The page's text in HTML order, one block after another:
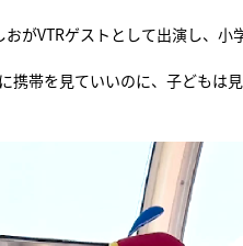
がVTRゲストとして出演し、小
携帯を見ていいのに、子どもは